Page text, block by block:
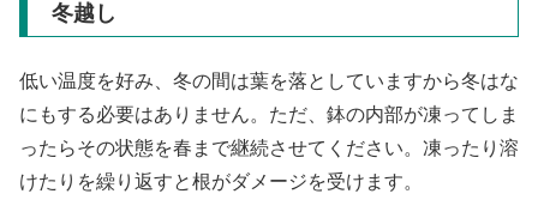
冬越し
低い温度を好み、冬の間は葉を落としていますから冬はな
にもする必要はありません。ただ、鉢の内部が凍ってしま
ったらその状態を春まで継続させてください。凍ったり溶
けたりを繰り返すと根がダメージを受けます。